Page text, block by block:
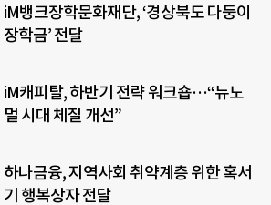
iM뱅크장학문화재단, ‘경상북도 다둥이
장학금’ 전달
iM캐피탈, 하반기 전략 워크숍…“뉴노
멀 시대 체질 개선”
하나금융, 지역사회 취약계층 위한 혹서
기 행복상자 전달